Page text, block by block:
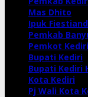
Mas Dhito
Ipuk
Pemkab
Pemkot Kediri
Bupati Kediri
Bupati Kediri
Kota Kediri
Pj Wali Kota